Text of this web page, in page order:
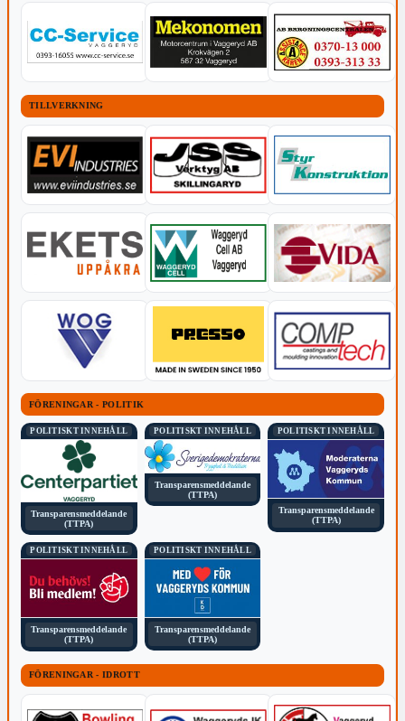
TILLVERKNING
FÖRENINGAR - POLITIK
POLITISKT INNEHÅLL
Transparensmeddelande
(TTPA)
POLITISKT INNEHÅLL
Transparensmeddelande
(TTPA)
POLITISKT INNEHÅLL
Transparensmeddelande
(TTPA)
POLITISKT INNEHÅLL
Transparensmeddelande
(TTPA)
POLITISKT INNEHÅLL
Transparensmeddelande
(TTPA)
FÖRENINGAR - IDROTT